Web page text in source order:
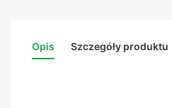
Opis Szczegóły produktu